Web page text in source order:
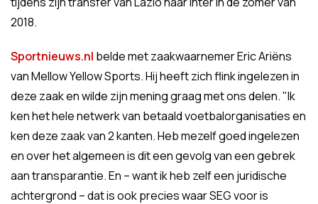
2018.
Sportnieuws.nl belde met zaakwaarnemer Eric Ariëns
van Mellow Yellow Sports. Hij heeft zich flink ingelezen in
deze zaak en wilde zijn mening graag met ons delen. "Ik
ken het hele netwerk van betaald voetbalorganisaties en
ken deze zaak van 2 kanten. Heb mezelf goed ingelezen
en over het algemeen is dit een gevolg van een gebrek
aan transparantie. En – want ik heb zelf een juridische
achtergrond – dat is ook precies waar SEG voor is